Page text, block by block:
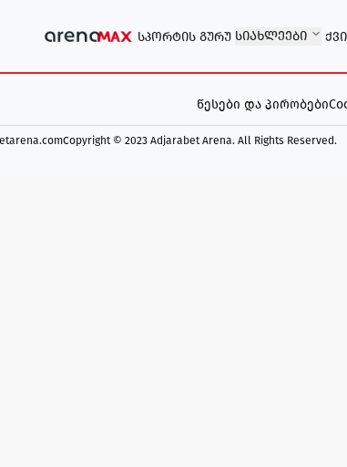
ᲡᲞᲝᲠᲢᲘᲡ ᲒᲣᲠᲣ ᲡᲘᲐᲮᲚᲔᲔᲑᲘ
წესები და პირობები
Copyright © 2023 Adjarabet Arena. All Rights Reserved.